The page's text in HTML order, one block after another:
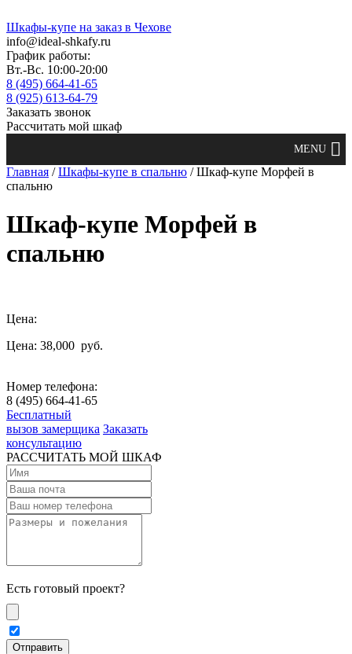
Шкафы-купе на заказ в Чехове
info@ideal-shkafy.ru
График работы:
Вт.-Вс. 10:00-20:00
8 (495) 664-41-65
8 (925) 613-64-79
Заказать звонок
Рассчитать мой шкаф
Главная /Шкафы-купе в спальню / Шкаф-купе Морфей в
спальню
Шкаф-купе Морфей в
спальню
Цена:
Цена: 38,000 руб.
Номер телефона:
8 (495) 664-41-65
Бесплатный
вызов замерщика Заказать
консультацию
РАССЧИТАТЬ МОЙ ШКАФ
Есть готовый проект?